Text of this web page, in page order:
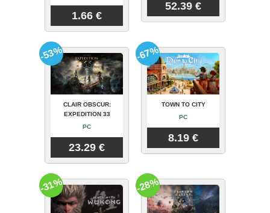
1.66 €
52.39 €
CLAIR OBSCUR:
EXPEDITION 33
PC
23.29 €
-53%
TOWN TO CITY
PC
8.19 €
-67%
-31% -28%